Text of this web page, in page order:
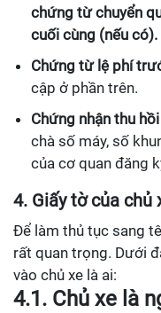
chứng từ chuyển
cuối cùng (nếu có).
Chứng từ lệ phí
cập ở phần trên.
Chứng nhận thu
chà số máy, số
của cơ quan đăng
4. Giấy tờ của chủ
Để làm thủ tục sang
rất quan trọng. Dưới
vào chủ xe là ai:
4.1. Chủ xe là